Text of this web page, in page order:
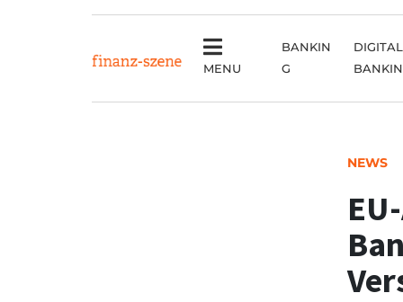
MENU
BANKIN
G
DIGITAL
NEWS